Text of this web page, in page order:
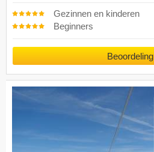
Gezinnen en kinderen
Beginners
Beoordeling